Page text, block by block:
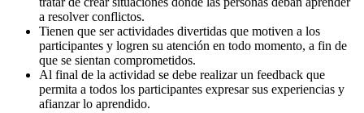
a resolver conflictos.
Tienen que ser actividades divertidas que motiven a los
participantes y logren su atención en todo momento, a fin de
que se sientan comprometidos.
Al final de la actividad se debe realizar un feedback que
permita a todos los participantes expresar sus experiencias y
afianzar lo aprendido.